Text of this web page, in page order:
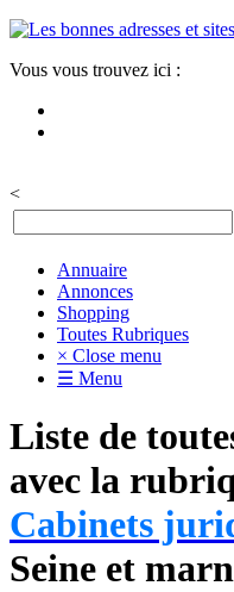
Vous vous trouvez ici :
<
Annuaire
Annonces
Shopping
Toutes Rubriques
× Close menu
☰ Menu
Liste de
avec la
Cabinets
Seine et